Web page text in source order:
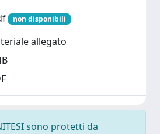
non disponibili
allegato
sono protetti da